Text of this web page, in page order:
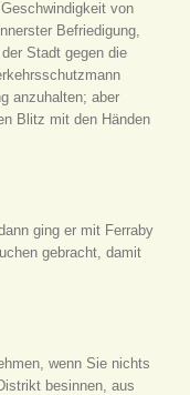
von
Befriedigung,
Stadt gegen die
anzuhalten; aber
Blitz mit den Händen
ging er mit Ferraby
gebracht, damit
wenn Sie nichts
besinnen, aus